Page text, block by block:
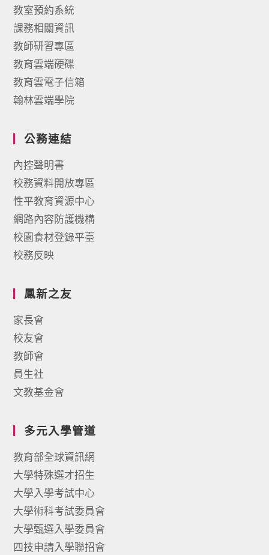
教室預約系統
課務相關資訊
教師研習專區
教育雲端硬碟
教育雲電子信箱
翰林雲端學院
公務連結
內控聲明書
校務資料開放專區
性平教育資源中心
網路內容防護機構
校園食材登錄平臺
校務反映
鳳新之友
家長會
校友會
教師會
員生社
文教基金會
多元入學管道
教育部全球資訊網
大學特殊選才招生
大學入學考試中心
大學術科考試委員會
大學甄選入學委員會
四技申請入學聯招會